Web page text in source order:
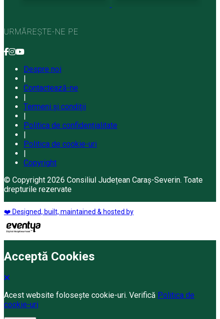
URMĂREȘTE-NE PE
Despre noi
|
Contactează-ne
|
Termeni și condiții
|
Politica de confidențialitate
|
Politica de cookie-uri
|
Copyright
© Copyright 2026 Consiliul Județean Caraș-Severin. Toate
drepturile rezervate
❤️ Designed, built, maintained & hosted by
Acceptă Cookies
Acest website folosește cookie-uri. Verifică Politica de
cookie-uri